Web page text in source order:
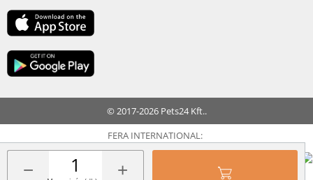
− +
© 2017-2026 Pets24 Kft..
FERA INTERNATIONAL: